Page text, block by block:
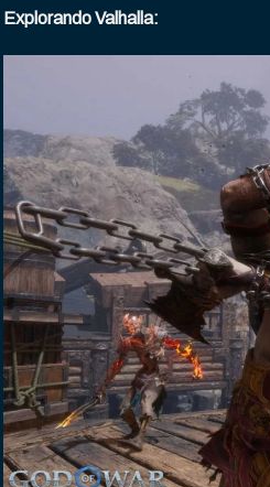
Explorando Valhalla: